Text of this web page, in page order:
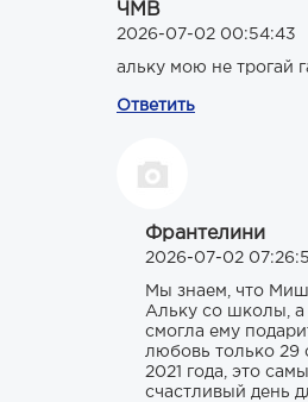
ЧМВ
2026-07-02 00:54:43
альку мою не трогай
Ответить
Франтелини
2026-07-02
Мы знаем, что
Альку со школы, а
смогла ему
любовь только 29
2021 года, это
счастливый день